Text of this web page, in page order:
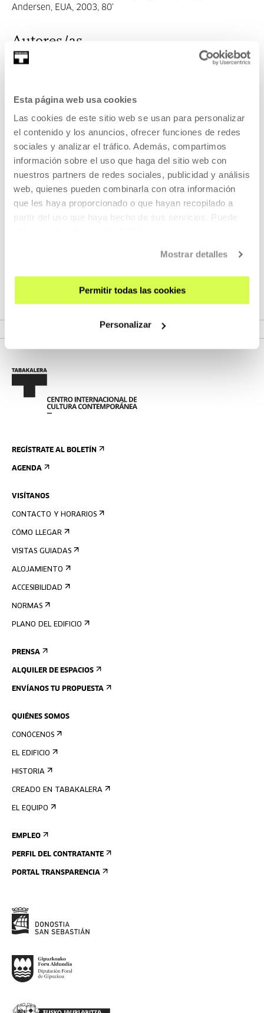
Esta página web usa cookies
Las cookies de este sitio web se usan para personalizar
el contenido y los anuncios, ofrecer funciones de redes
sociales y analizar el tráfico. Además, compartimos
información sobre el uso que haga del sitio web con
nuestros partners de redes sociales, publicidad y análisis
web, quienes pueden combinarla con otra información
que les haya proporcionado o que hayan recopilado a
partir del uso que haya hecho de sus servicios. Puede
Mostrar detalles
Permitir todas las cookies
Personalizar
Andersen, EUA, 2003, 80’
Autores/as
María Palacios Cruz es comisaria, escritora y académica
especializada en cine de vanguardia....
MÁS INFORMACIÓN
Invitados/as
María Palacios Cruz es comisaria, escritora y académica
especializada en cine de vanguardia....
REGÍSTRATE AL BOLETÍN
AGENDA
VISÍTANOS
CONTACTO Y HORARIOS
CÓMO LLEGAR
VISITAS GUIADAS
ALOJAMIENTO
ACCESIBILIDAD
NORMAS
PLANO DEL EDIFICIO
PRENSA
ALQUILER DE ESPACIOS
ENVÍANOS TU PROPUESTA
QUIÉNES SOMOS
CONÓCENOS
EL EDIFICIO
HISTORIA
CREADO EN TABAKALERA
EL EQUIPO
EMPLEO
PERFIL DEL CONTRATANTE
PORTAL TRANSPARENCIA